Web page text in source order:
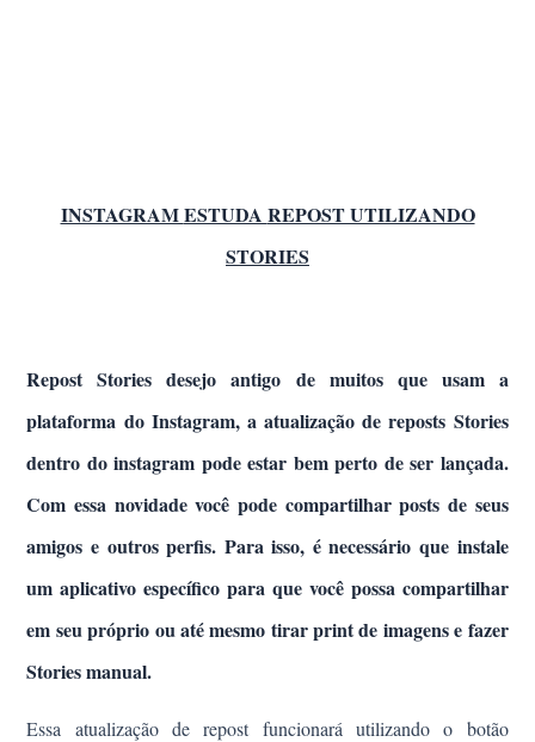
INSTAGRAMESTUDA REPOST UTILIZANDO
STORIES
Repost Stories desejo antigo de muitos que usam a
plataforma do Instagram, a atualização de reposts Stories
dentro do instagram pode estar bem perto de ser lançada.
Com essa novidade você pode compartilhar posts de seus
amigos e outros perfis. Para isso, é necessário que instale
um aplicativo específico para que você possa compartilhar
em seu próprio ou até mesmo tirar print de imagens e fazer
Stories manual.
Essa atualização de repost funcionará utilizando o botão